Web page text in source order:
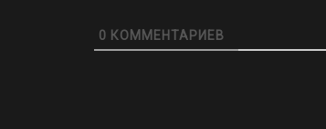
0 КОММЕНТАРИЕВ